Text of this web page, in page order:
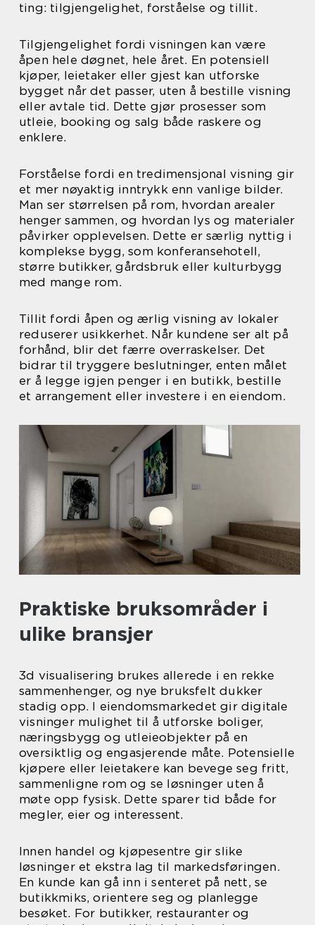
ting: tilgjengelighet, forståelse og tillit.
Tilgjengelighet fordi visningen kan være
åpen hele døgnet, hele året. En potensiell
kjøper, leietaker eller gjest kan utforske
bygget når det passer, uten å bestille visning
eller avtale tid. Dette gjør prosesser som
utleie, booking og salg både raskere og
enklere.
Forståelse fordi en tredimensjonal visning gir
et mer nøyaktig inntrykk enn vanlige bilder.
Man ser størrelsen på rom, hvordan arealer
henger sammen, og hvordan lys og materialer
påvirker opplevelsen. Dette er særlig nyttig i
komplekse bygg, som konferansehotell,
større butikker, gårdsbruk eller kulturbygg
med mange rom.
Tillit fordi åpen og ærlig visning av lokaler
reduserer usikkerhet. Når kundene ser alt på
forhånd, blir det færre overraskelser. Det
bidrar til tryggere beslutninger, enten målet
er å legge igjen penger i en butikk, bestille
et arrangement eller investere i en eiendom.
Praktiske bruksområder i
ulike bransjer
3d visualisering brukes allerede i en rekke
sammenhenger, og nye bruksfelt dukker
stadig opp. I eiendomsmarkedet gir digitale
visninger mulighet til å utforske boliger,
næringsbygg og utleieobjekter på en
oversiktlig og engasjerende måte. Potensielle
kjøpere eller leietakere kan bevege seg fritt,
sammenligne rom og se løsninger uten å
møte opp fysisk. Dette sparer tid både for
megler, eier og interessent.
Innen handel og kjøpesentre gir slike
løsninger et ekstra lag til markedsføringen.
En kunde kan gå inn i senteret på nett, se
butikkmiks, orientere seg og planlegge
besøket. For butikker, restauranter og